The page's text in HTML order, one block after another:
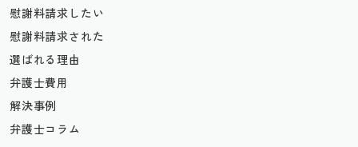
慰謝料請求したい
慰謝料請求された
選ばれる理由
弁護士費用
解決事例
弁護士コラム